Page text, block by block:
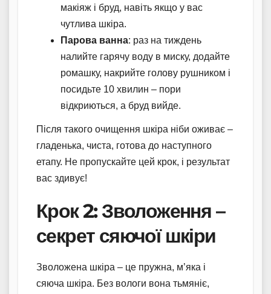
макіяж і бруд, навіть якщо у вас
чутлива шкіра.
Парова ванна: раз на тиждень
налийте гарячу воду в миску, додайте
ромашку, накрийте голову рушником і
посидьте 10 хвилин – пори
відкриються, а бруд вийде.
Після такого очищення шкіра ніби оживає –
гладенька, чиста, готова до наступного
етапу. Не пропускайте цей крок, і результат
вас здивує!
Крок 2: Зволоження –
секрет сяючої шкіри
Зволожена шкіра – це пружна, м’яка і
сяюча шкіра. Без вологи вона тьмяніє,